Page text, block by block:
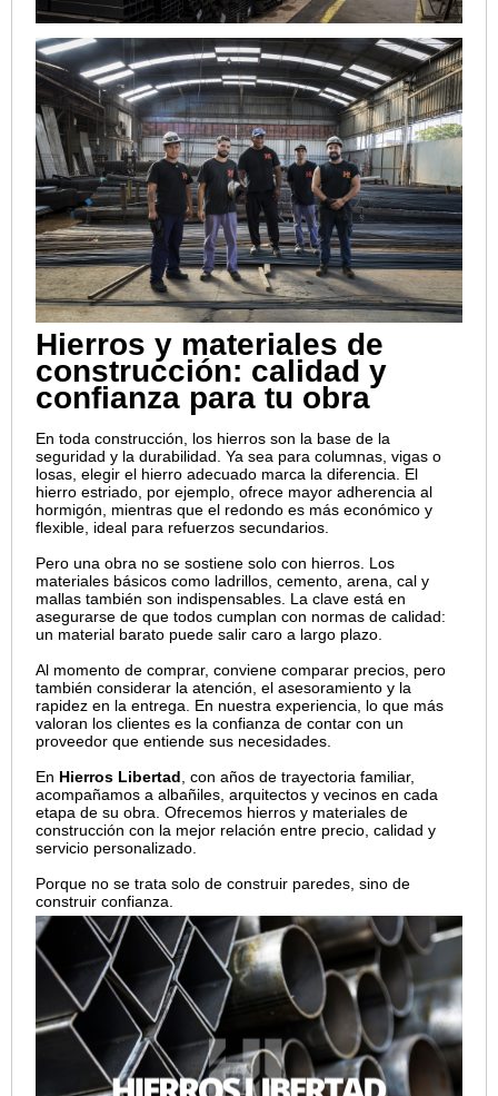
Hierros y materiales de
construcción: calidad y
confianza para tu obra
En toda construcción, los hierros son la base de la
seguridad y la durabilidad. Ya sea para columnas, vigas o
losas, elegir el hierro adecuado marca la diferencia. El
hierro estriado, por ejemplo, ofrece mayor adherencia al
hormigón, mientras que el redondo es más económico y
flexible, ideal para refuerzos secundarios.
Pero una obra no se sostiene solo con hierros. Los
materiales básicos como ladrillos, cemento, arena, cal y
mallas también son indispensables. La clave está en
asegurarse de que todos cumplan con normas de calidad:
un material barato puede salir caro a largo plazo.
Al momento de comprar, conviene comparar precios, pero
también considerar la atención, el asesoramiento y la
rapidez en la entrega. En nuestra experiencia, lo que más
valoran los clientes es la confianza de contar con un
proveedor que entiende sus necesidades.
En Hierros Libertad , con años de trayectoria familiar,
acompañamos a albañiles, arquitectos y vecinos en cada
etapa de su obra. Ofrecemos hierros y materiales de
construcción con la mejor relación entre precio, calidad y
servicio personalizado.
Porque no se trata solo de construir paredes, sino de
construir confianza.